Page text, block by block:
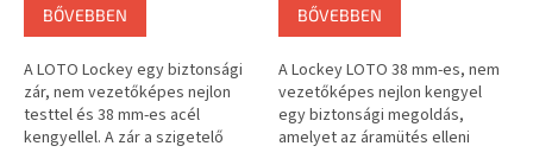
BŐVEBBEN
A LOTO Lockey egy biztonsági
zár, nem vezetőképes nejlon
testtel és 38 mm-es acél
kengyellel. A zár a szigetelő
BŐVEBBEN
A Lockey LOTO 38 mm-es, nem
vezetőképes nejlon kengyel
egy biztonsági megoldás,
amelyet az áramütés elleni